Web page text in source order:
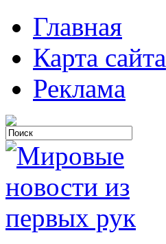
Главная
Карта сайта
Реклама